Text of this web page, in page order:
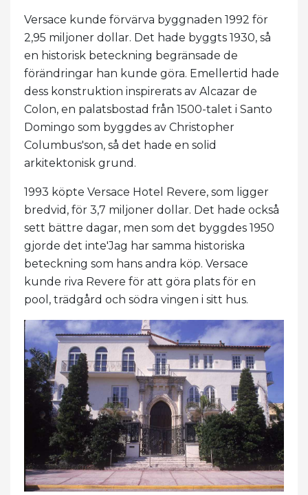
Versace kunde förvärva byggnaden 1992 för
2,95 miljoner dollar. Det hade byggts 1930, så
en historisk beteckning begränsade de
förändringar han kunde göra. Emellertid hade
dess konstruktion inspirerats av Alcazar de
Colon, en palatsbostad från 1500-talet i Santo
Domingo som byggdes av Christopher
Columbus'son, så det hade en solid
arkitektonisk grund.
1993 köpte Versace Hotel Revere, som ligger
bredvid, för 3,7 miljoner dollar. Det hade också
sett bättre dagar, men som det byggdes 1950
gjorde det inte'Jag har samma historiska
beteckning som hans andra köp. Versace
kunde riva Revere för att göra plats för en
pool, trädgård och södra vingen i sitt hus.